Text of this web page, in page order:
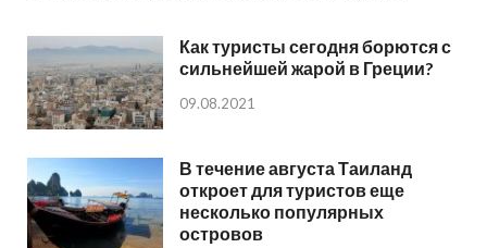
Как туристы сегодня борются с
сильнейшей жарой в Греции?
09.08.2021
В течение августа Таиланд
откроет для туристов еще
несколько популярных
островов